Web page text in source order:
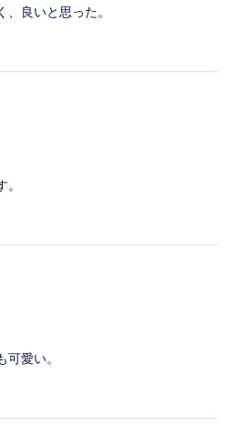
良いと思った。
愛い。